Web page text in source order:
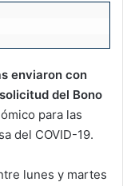
enviaron con
del Bono
para las
del COVID-19.
lunes y martes